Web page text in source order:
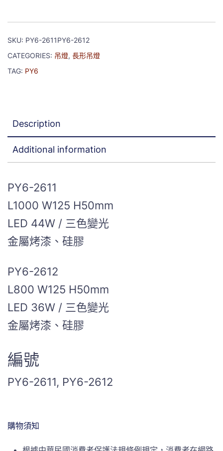
SKU: PY6-2611PY6-2612
CATEGORIES: 吊燈, 長形吊燈
TAG: PY6
Description
Additional information
PY6-2611
L1000 W125 H50mm
LED 44W / 三色變光
金屬烤漆、硅膠
PY6-2612
L800 W125 H50mm
LED 36W / 三色變光
金屬烤漆、硅膠
編號
PY6-2611, PY6-2612
購物須知